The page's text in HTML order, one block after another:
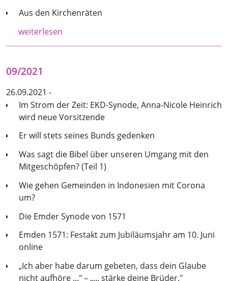
Aus den Kirchenräten
weiterlesen
09/2021
26.09.2021 -
Im Strom der Zeit: EKD-Synode, Anna-Nicole Heinrich
wird neue Vorsitzende
Er will stets seines Bunds gedenken
Was sagt die Bibel über unseren Umgang mit den
Mitgeschöpfen? (Teil 1)
Wie gehen Gemeinden in Indonesien mit Corona
um?
Die Emder Synode von 1571
Emden 1571: Festakt zum Jubiläumsjahr am 10. Juni
online
„Ich aber habe darum gebeten, dass dein Glaube
nicht aufhöre ..." – „... stärke deine Brüder."